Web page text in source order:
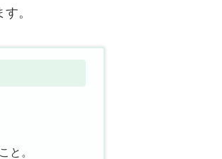
。
と。